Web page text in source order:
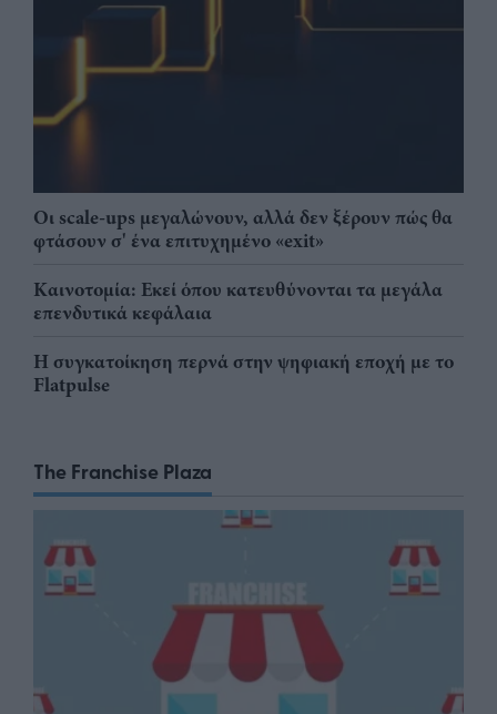
Οι scale-ups μεγαλώνουν, αλλά δεν ξέρουν πώς θα
φτάσουν σ' ένα επιτυχημένο «exit»
Καινοτομία: Εκεί όπου κατευθύνονται τα μεγάλα
επενδυτικά κεφάλαια
Η συγκατοίκηση περνά στην ψηφιακή εποχή με το
Flatpulse
The Franchise Plaza